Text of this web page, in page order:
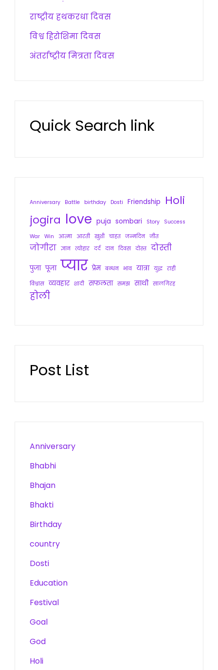
राष्ट्रीय हथकरधा दिवस
विश्व हिरोशिमा दिवस
अंतर्राष्ट्रीय मित्रता दिवस
Quick Search link
Anniversary Battle birthday Dosti Friendship
Holi
jogira love puja sombari Story
Success
War Win आत्मा आरती खुशी चाहत जन्मदिन जीत
जोगीरा ज्ञान त्योहार दर्द दान दिवस दोस्त दोस्ती
पुजा पूजा प्यार प्रेम बन्धन भाव यात्रा युद्ध राही
विश्वास व्यवहार शादी सफलता समझ साथी सालगिरह
होली
Post List
Anniversary
Bhabhi
Bhajan
Bhakti
Birthday
country
Dosti
Education
Festival
Goal
God
Holi